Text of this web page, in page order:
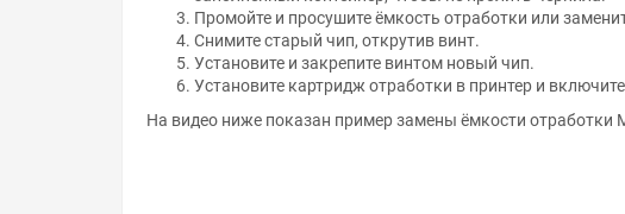
Промойте и просушите ёмкость отработки или
Снимите старый чип, открутив винт.
Установите и закрепите винтом новый чип.
Установите картридж отработки в принтер и включите
На видео ниже показан пример замены ёмкости отработки